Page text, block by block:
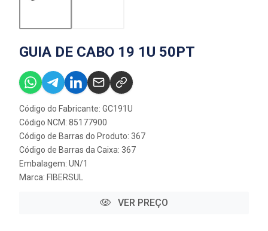
GUIA DE CABO 19 1U 50PT
Código do Fabricante: GC191U
Código NCM: 85177900
Código de Barras do Produto: 367
Código de Barras da Caixa: 367
Embalagem: UN/1
Marca: FIBERSUL
VER PREÇO